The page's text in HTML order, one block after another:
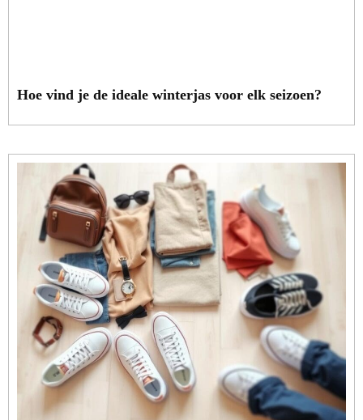
Hoe vind je de ideale winterjas voor elk seizoen?